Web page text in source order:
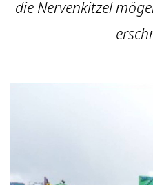
die Nervenkitzel